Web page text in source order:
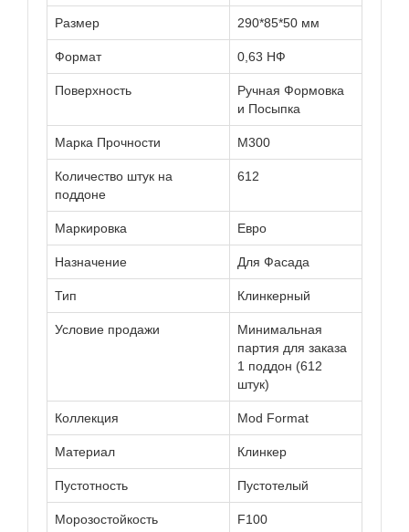
Размер 290*85*50 мм
Формат 0,63 НФ
Поверхность
Ручная Формовка
и Посыпка
Марка Прочности М300
Количество штук на
поддоне
612
Маркировка Евро
Назначение Для Фасада
Тип Клинкерный
Условие продажи
Минимальная
партия для заказа
1 поддон (612
штук)
Коллекция Моd Format
Материал Клинкер
Пустотность Пустотелый
Морозостойкость F100